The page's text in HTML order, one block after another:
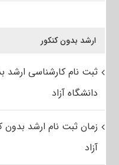
ارشد بدون کنکور
ثبت نام کارشناسی ارشد
دانشگاه آزاد
زمان ثبت نام ارشد بدون
آزاد